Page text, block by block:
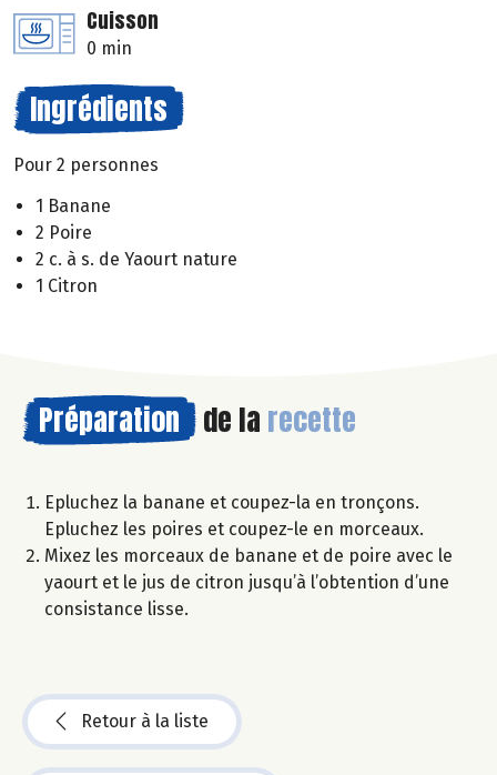
Cuisson
0 min
Ingrédients
Pour 2 personnes
1 Banane
2 Poire
2 c. à s. de Yaourt nature
1 Citron
Préparation de la recette
Epluchez la banane et coupez-la en tronçons.
Epluchez les poires et coupez-le en morceaux.
Mixez les morceaux de banane et de poire avec le
yaourt et le jus de citron jusqu’à l’obtention d’une
consistance lisse.
Retour à la liste